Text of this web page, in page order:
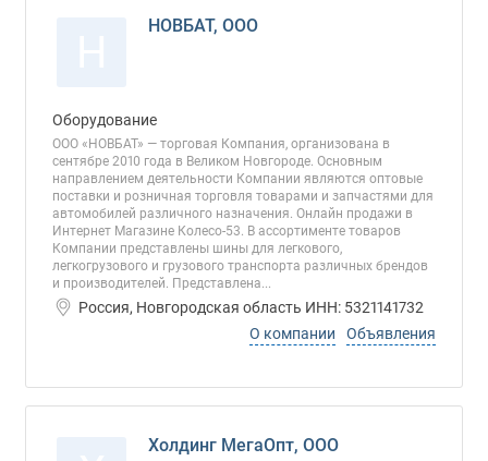
НОВБАТ, ООО
Оборудование
ООО «НОВБАТ» — торговая Компания, организована в
сентябре 2010 года в Великом Новгороде. Основным
направлением деятельности Компании являются оптовые
поставки и розничная торговля товарами и запчастями для
автомобилей различного назначения. Онлайн продажи в
Интернет Магазине Колесо-53. В ассортименте товаров
Компании представлены шины для легкового,
легкогрузового и грузового транспорта различных брендов
и производителей. Представлена...
Россия, Новгородская область ИНН: 5321141732
О компании
Объявления
Холдинг МегаОпт, ООО